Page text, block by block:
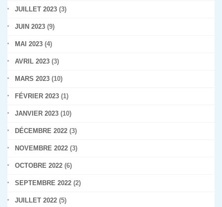
JUILLET 2023 (3)
JUIN 2023 (9)
MAI 2023 (4)
AVRIL 2023 (3)
MARS 2023 (10)
FÉVRIER 2023 (1)
JANVIER 2023 (10)
DÉCEMBRE 2022 (3)
NOVEMBRE 2022 (3)
OCTOBRE 2022 (6)
SEPTEMBRE 2022 (2)
JUILLET 2022 (5)